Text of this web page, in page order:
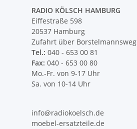
RADIO KÖLSCH HAMBURG
Eiffestraße 598
20537 Hamburg
Zufahrt über Borstelmannsweg
Tel.: 040 - 653 00 81
Fax: 040 - 653 00 80
Mo.-Fr. von 9-17 Uhr
Sa. von 10-14 Uhr
info@radiokoelsch.de
moebel-ersatzteile.de